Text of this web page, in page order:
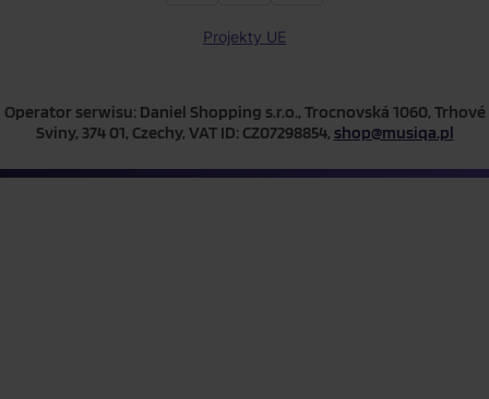
Projekty UE
Operator serwisu: Daniel Shopping s.r.o., Trocnovská 1060, Trhové
Sviny, 374 01, Czechy, VAT ID: CZ07298854, shop@musiqa.pl